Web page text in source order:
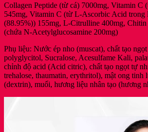
Collagen Peptide (từ cá) 7000mg, Vitamin
545mg, Vitamin C (từ L-Ascorbic Acid trong
(88.95%)) 155mg, L-Citrulline 400mg, Chitin
(chứa N-Acetylglucosamine 200mg)
Phụ liệu: Nước ép nho (muscat), chất tạo
polyglycitol, Sucralose, Acesulfame Kali,
chỉnh độ acid (Acid citric), chất tạo ngọt tự
trehalose, thaumatin, erythritol), mật ong tinh
(dextrin), muối, hương liệu nhân tạo (hương